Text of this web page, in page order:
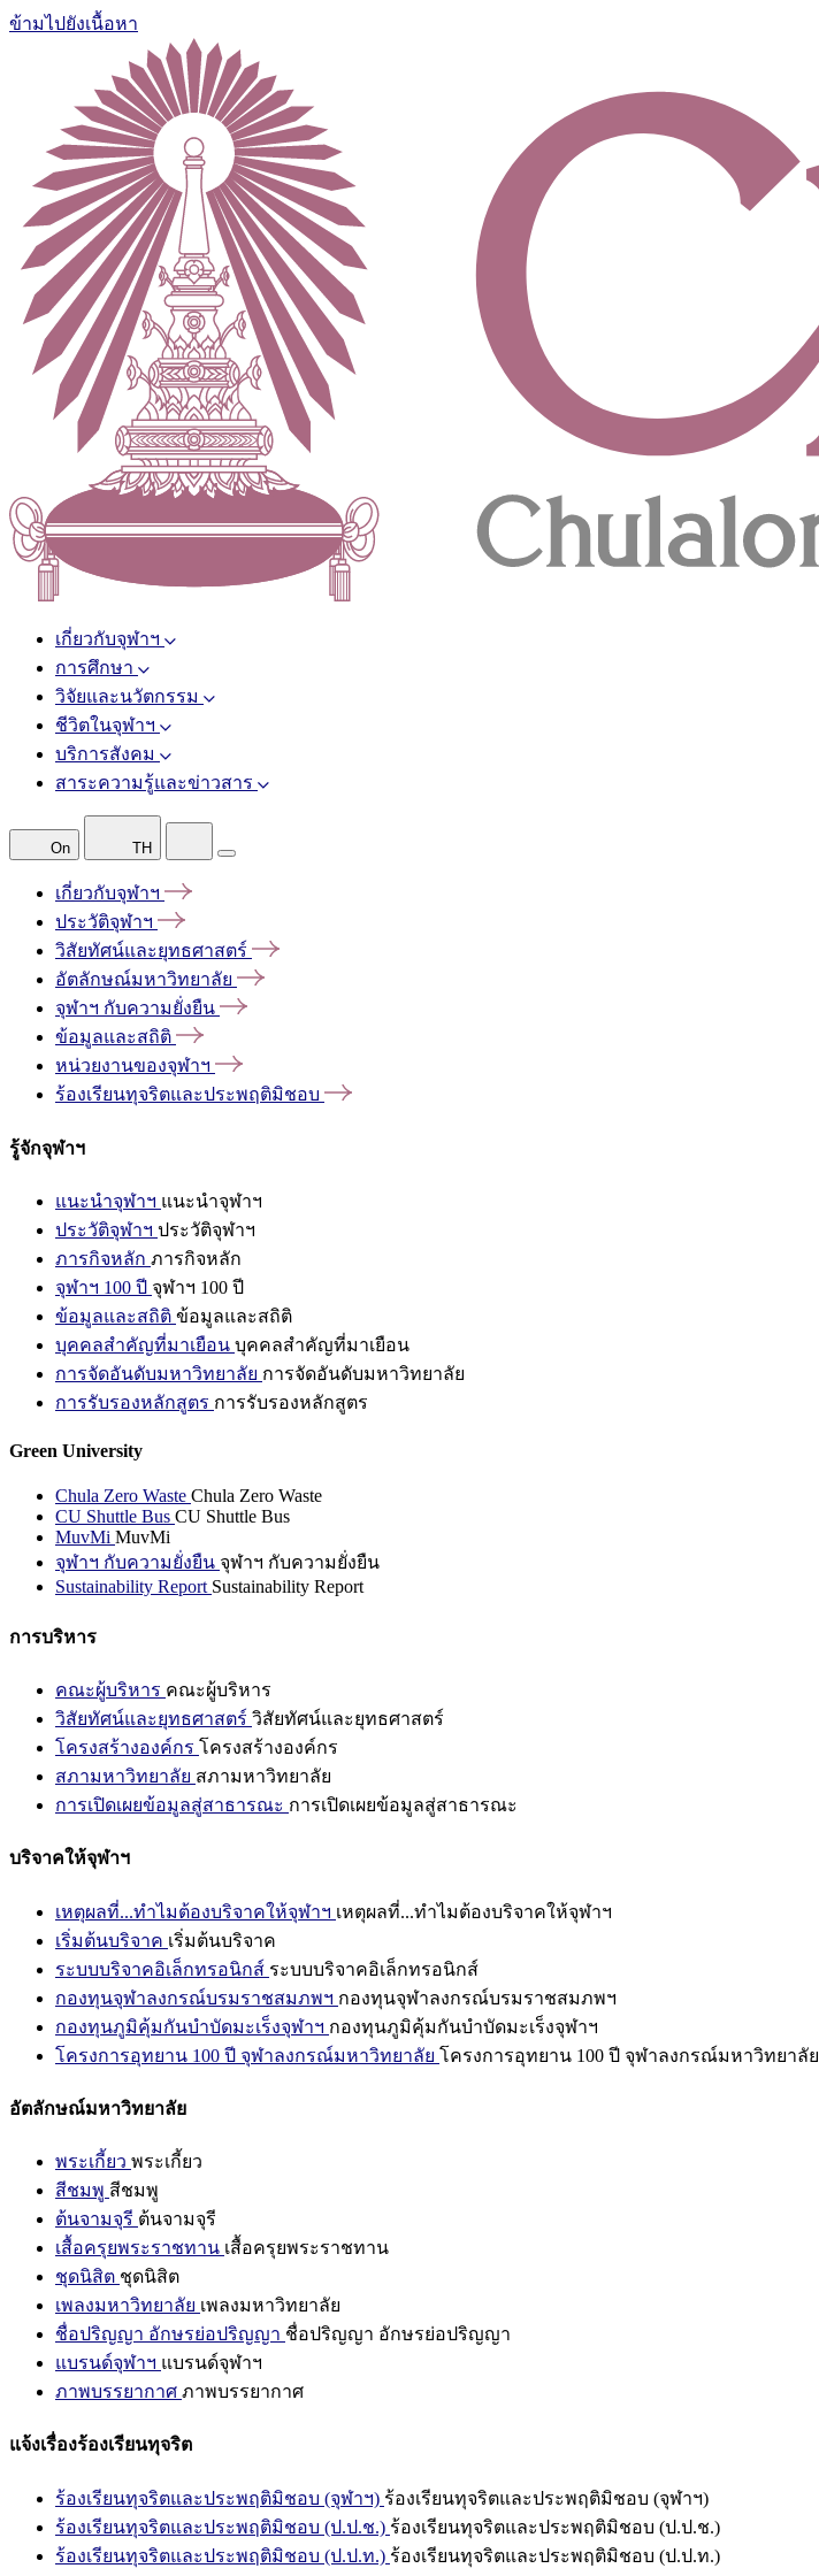
ข้ามไปยังเนื้อหา
เกี่ยวกับจุฬาฯ
การศึกษา
วิจัยและนวัตกรรม
ชีวิตในจุฬาฯ
บริการสังคม
สาระความรู้และข่าวสาร
On TH
เกี่ยวกับจุฬาฯ
ประวัติจุฬาฯ
วิสัยทัศน์และยุทธศาสตร์
อัตลักษณ์มหาวิทยาลัย
จุฬาฯ กับความยั่งยืน
ข้อมูลและสถิติ
หน่วยงานของจุฬาฯ
ร้องเรียนทุจริตและประพฤติมิชอบ
รู้จักจุฬาฯ
แนะนำจุฬาฯ แนะนำจุฬาฯ
ประวัติจุฬาฯ ประวัติจุฬาฯ
ภารกิจหลัก ภารกิจหลัก
จุฬาฯ 100 ปี จุฬาฯ 100 ปี
ข้อมูลและสถิติ ข้อมูลและสถิติ
บุคคลสำคัญที่มาเยือน บุคคลสำคัญที่มาเยือน
การจัดอันดับมหาวิทยาลัย การจัดอันดับมหาวิทยาลัย
การรับรองหลักสูตร การรับรองหลักสูตร
Green University
Chula Zero Waste Chula Zero Waste
CU Shuttle Bus CU Shuttle Bus
MuvMi MuvMi
จุฬาฯ กับความยั่งยืน จุฬาฯ กับความยั่งยืน
Sustainability Report Sustainability Report
การบริหาร
คณะผู้บริหาร คณะผู้บริหาร
วิสัยทัศน์และยุทธศาสตร์ วิสัยทัศน์และยุทธศาสตร์
โครงสร้างองค์กร โครงสร้างองค์กร
สภามหาวิทยาลัย สภามหาวิทยาลัย
การเปิดเผยข้อมูลสู่สาธารณะ การเปิดเผยข้อมูลสู่สาธารณะ
บริจาคให้จุฬาฯ
เหตุผลที่...ทำไมต้องบริจาคให้จุฬาฯ เหตุผลที่...ทำไมต้องบริจาคให้จุฬาฯ
เริ่มต้นบริจาค เริ่มต้นบริจาค
ระบบบริจาคอิเล็กทรอนิกส์ ระบบบริจาคอิเล็กทรอนิกส์
กองทุนจุฬาลงกรณ์บรมราชสมภพฯ กองทุนจุฬาลงกรณ์บรมราชสมภพฯ
กองทุนภูมิคุ้มกันบำบัดมะเร็งจุฬาฯ กองทุนภูมิคุ้มกันบำบัดมะเร็งจุฬาฯ
โครงการอุทยาน 100 ปี จุฬาลงกรณ์มหาวิทยาลัย โครงการอุทยาน 100 ปี จุฬาลงกรณ์มหาวิทยาลัย
อัตลักษณ์มหาวิทยาลัย
พระเกี้ยว พระเกี้ยว
สีชมพู สีชมพู
ต้นจามจุรี ต้นจามจุรี
เสื้อครุยพระราชทาน เสื้อครุยพระราชทาน
ชุดนิสิต ชุดนิสิต
เพลงมหาวิทยาลัย เพลงมหาวิทยาลัย
ชื่อปริญญา อักษรย่อปริญญา ชื่อปริญญา อักษรย่อปริญญา
แบรนด์จุฬาฯ แบรนด์จุฬาฯ
ภาพบรรยากาศ ภาพบรรยากาศ
แจ้งเรื่องร้องเรียนทุจริต
ร้องเรียนทุจริตและประพฤติมิชอบ (จุฬาฯ) ร้องเรียนทุจริตและประพฤติมิชอบ (จุฬาฯ)
ร้องเรียนทุจริตและประพฤติมิชอบ (ป.ป.ช.) ร้องเรียนทุจริตและประพฤติมิชอบ (ป.ป.ช.)
ร้องเรียนทุจริตและประพฤติมิชอบ (ป.ป.ท.) ร้องเรียนทุจริตและประพฤติมิชอบ (ป.ป.ท.)